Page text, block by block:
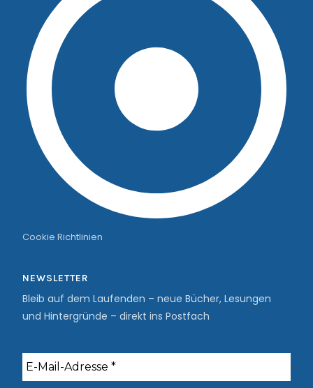
Cookie Richtlinien
NEWSLETTER
Bleib auf dem Laufenden – neue Bücher, Lesungen
und Hintergründe – direkt ins Postfach